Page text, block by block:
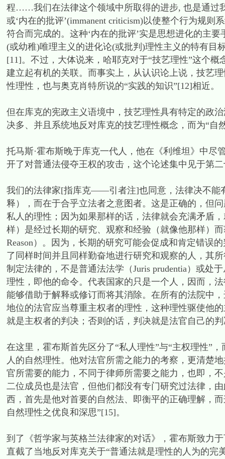
程……我们在法律这个领域中所取得的进步, 也是通过
或‘内在的批评’(immanent criticism)以使整个行为规
符合而完成的。这种‘内在的批评’实是思想进化的主
(或幼稚)唯理主义的进化论(或批判)理性主义的特有目
[11]。不过，大体说来，哈耶克对于“技艺理性”这个
建立起有机的关联。而事实上，从认识论上说，技艺
性理性，也与奥克肖特所说的“实践的知识”[12]相近。
但在库克的宪政主义语境中，技艺理性具有特定的政
决多、并且系统地反对库克的技艺理性概念，而为“自
托马斯·霍布斯晚于库克一代人，他在《利维坦》中
开了对普通法侵夺王权的攻击，这个论述集中见于第
我们的法律家[指库克——引者注]也同意，法律决不能
释），而在于合乎立法者之意图者。这是正确的，但
私人的理性；因为如果那样的话，法律就会充满矛盾
样）是经过长期的研究、观察和经验（就像他那样）
Reason）。因为，长期的研究可能会促成和肯定错误
了同样时间并且同样勤奋地进行研究和观察的人，其
制定法律的，不是普通法法学（Juris prudentia）或
理性，即他的命令。代表国家的只是一个人，因而，
能够借助于解释或修订而将其消除。在所有的法院中
地位的法官应当尊重主权者的理性，这种理性驱使他
就是主权者的判决；否则的话，判决就是法官自己的
在这里，霍布斯首先区分了“私人理性”与“主权理性”
人的自然理性。他对法官所需之能力的考察，更清楚
官所需要的能力，不同于律师所需要之能力，也即，
二位成员也是法官，但他们都没有专门研究过法律，
西，首先是他对首要的自然法、即衡平的正确理解，
自然理性之优良和深思”[15]。
到了《哲学家与英格兰法律家的对话》，霍布斯致力
直截了当地反对库克关于“普通法就是理性的人为的